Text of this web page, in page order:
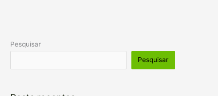
Pesquisar
Pesquisar